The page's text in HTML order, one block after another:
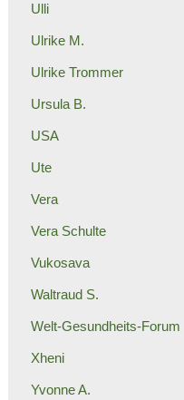
Ulli
Ulrike M.
Ulrike Trommer
Ursula B.
USA
Ute
Vera
Vera Schulte
Vukosava
Waltraud S.
Welt-Gesundheits-Forum
Xheni
Yvonne A.